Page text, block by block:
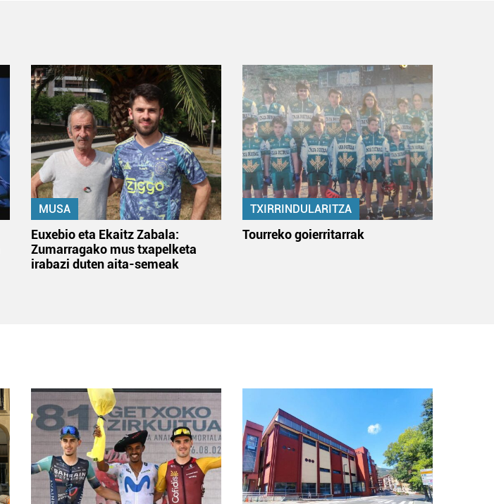
MUSA
Euxebio eta Ekaitz Zabala:
Zumarragako mus txapelketa
irabazi duten aita-semeak
TXIRRINDULARITZA
Tourreko goierritarrak